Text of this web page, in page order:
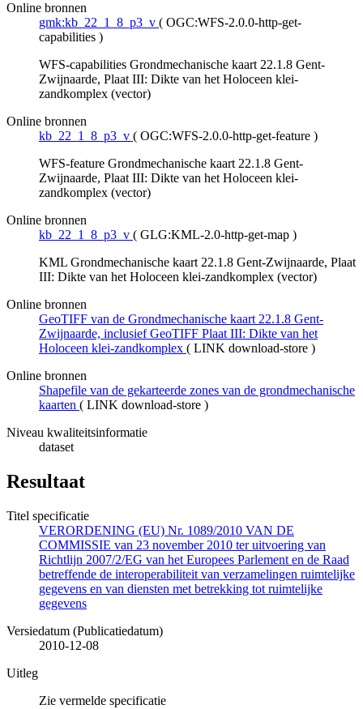
Online bronnen
gmk:kb_22_1_8_p3_v ( OGC:WFS-2.0.0-http-get-
capabilities )
WFS-capabilities Grondmechanische kaart 22.1.8 Gent-
Zwijnaarde, Plaat III: Dikte van het Holoceen klei-
zandkomplex (vector)
Online bronnen
kb_22_1_8_p3_v ( OGC:WFS-2.0.0-http-get-feature )
WFS-feature Grondmechanische kaart 22.1.8 Gent-
Zwijnaarde, Plaat III: Dikte van het Holoceen klei-
zandkomplex (vector)
Online bronnen
kb_22_1_8_p3_v ( GLG:KML-2.0-http-get-map )
KML Grondmechanische kaart 22.1.8 Gent-Zwijnaarde, Plaat
III: Dikte van het Holoceen klei-zandkomplex (vector)
Online bronnen
GeoTIFF van de Grondmechanische kaart 22.1.8 Gent-
Zwijnaarde, inclusief GeoTIFF Plaat III: Dikte van het
Holoceen klei-zandkomplex ( LINK download-store )
Online bronnen
Shapefile van de gekarteerde zones van de grondmechanische
kaarten ( LINK download-store )
Niveau kwaliteitsinformatie
dataset
Resultaat
Titel specificatie
VERORDENING (EU) Nr. 1089/2010 VAN DE
COMMISSIE van 23 november 2010 ter uitvoering van
Richtlijn 2007/2/EG van het Europees Parlement en de Raad
betreffende de interoperabiliteit van verzamelingen ruimtelijke
gegevens en van diensten met betrekking tot ruimtelijke
gegevens
Versiedatum (Publicatiedatum)
2010-12-08
Uitleg
Zie vermelde specificatie